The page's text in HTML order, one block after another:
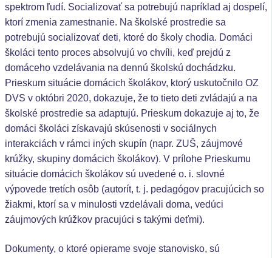
spektrom ľudí. Socializovať sa potrebujú napríklad aj dospelí,
ktorí zmenia zamestnanie. Na školské prostredie sa
potrebujú socializovať deti, ktoré do školy chodia. Domáci
školáci tento proces absolvujú vo chvíli, keď prejdú z
domáceho vzdelávania na dennú školskú dochádzku.
Prieskum situácie domácich školákov, ktorý uskutočnilo OZ
DVS v októbri 2020, dokazuje, že to tieto deti zvládajú a na
školské prostredie sa adaptujú. Prieskum dokazuje aj to, že
domáci školáci získavajú skúsenosti v sociálnych
interakciách v rámci iných skupín (napr. ZUŠ, záujmové
krúžky, skupiny domácich školákov). V prílohe Prieskumu
situácie domácich školákov sú uvedené o. i. slovné
výpovede tretích osôb (autorít, t. j. pedagógov pracujúcich so
žiakmi, ktorí sa v minulosti vzdelávali doma, vedúci
záujmových krúžkov pracujúci s takými deťmi).
Dokumenty, o ktoré opierame svoje stanovisko, sú